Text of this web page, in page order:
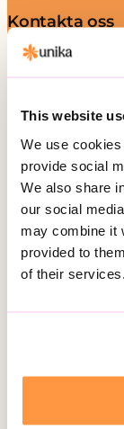
This website
We use
provide social
We also share
our social
may combine it
provided to
of their services.
Kontakta oss
Telefon:010-161 54
Hälsingegatan
113 31 Stockholm
Postadress:
Box 3020, 103
Vårt
Daglig
Boende för